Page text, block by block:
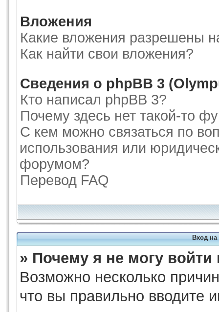
Вложения
Какие вложения разрешены
Как найти свои вложения?
Сведения о phpBB 3
Кто написал phpBB 3?
Почему здесь нет такой-то
С кем можно связаться по
использования или
форумом?
Перевод FAQ
Вход на
» Почему я не могу
Возможно несколько
что вы правильно вводите